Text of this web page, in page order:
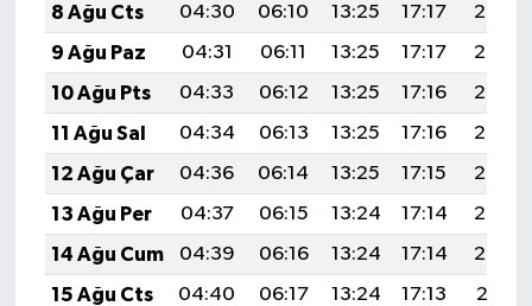
8 Ağu Cts
04:30 06:10 13:25 17:17
20:30
9 Ağu Paz
04:31 06:11 13:25 17:17
20:29
10 Ağu Pts
04:33 06:12 13:25 17:16
20:28
11 Ağu Sal
04:34 06:13 13:25 17:16
20:26
12 Ağu Çar
04:36 06:14 13:25 17:15
20:25
13 Ağu Per
04:37 06:15 13:24 17:14
20:24
14 Ağu Cum
04:39 06:16 13:24 17:14
20:22
15 Ağu Cts
04:40 06:17 13:24 17:13
20:21
Politika
YEREL
BÖLGEDEN
BİLİM TEKNOLOJİ
ASAYİŞ